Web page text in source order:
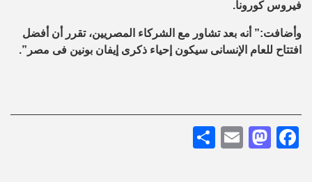
فيروس كورونا.
وأضافت:” أنه بعد تشاور مع الشركاء المصريين، تقرر أن أفضل
افتتاح للعام الإنسانى سيكون إحياء ذكرى إيفان بونين فى مصر”.
Facebook
Mastodon
Email